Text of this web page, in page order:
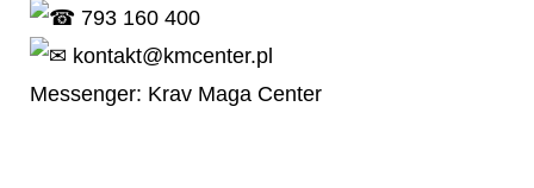
793 160 400
kontakt@kmcenter.pl
Messenger: Krav Maga Center